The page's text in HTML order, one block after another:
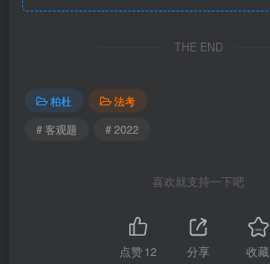
THE END
柏杜
法考
# 客观题
# 2022
喜欢就支持一下吧
点赞12 分享 收藏